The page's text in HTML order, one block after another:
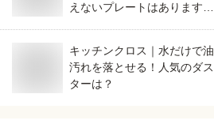
えないプレートはあります
キッチンクロス｜水だけで油
汚れを落とせる！人気のダス
ターは？